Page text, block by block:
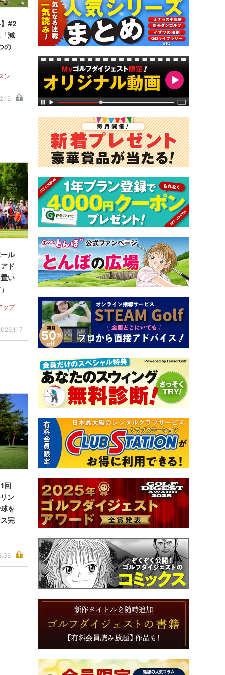
#2
減
の
ン
ル
ド
い
ップ
回
ン
を
完